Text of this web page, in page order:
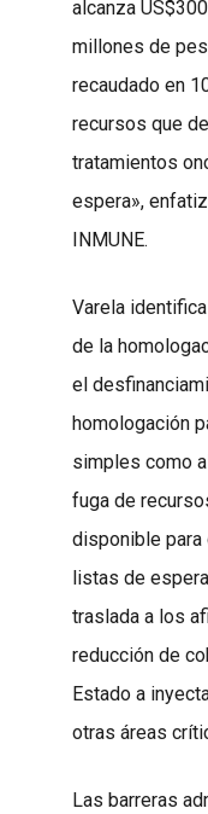
alcanza
millones de
recaudado en
recursos que
tratamientos
espera»,
INMUNE.
Varela
de la
el
homologación
simples como
fuga de
disponible para
listas de
traslada a los
reducción de
Estado a
otras áreas
Las barreras